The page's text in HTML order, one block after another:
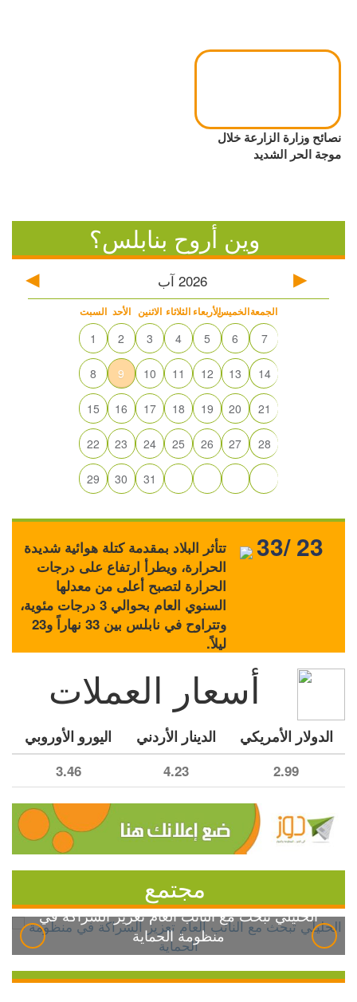
نصائح وزارة الزارعة خلال
موجة الحر الشديد
وين أروح بنابلس؟
2026 آب
السبت الأحد الاثنين الثلاثاء الأربعاءالخميسالجمعة
1 2 3 4 5 6 7
8 9 10 11 12 13 14
15 16 17 18 19 20 21
22 23 24 25 26 27 28
29 30 31
تتأثر البلاد بمقدمة كتلة هوائية شديدة
الحرارة، ويطرأ ارتفاع على درجات
الحرارة لتصبح أعلى من معدلها
السنوي العام بحوالي 3 درجات مئوية،
وتتراوح في نابلس بين 33 نهاراً و23
ليلاً.
33/ 23
أسعار العملات
الدولار الأمريكي الدينار الأردني اليورو الأوروبي
2.99
4.23
3.46
مجتمع
الخليلي تبحث مع النائب العام تعزيز الشراكة في
منظومة الحماية